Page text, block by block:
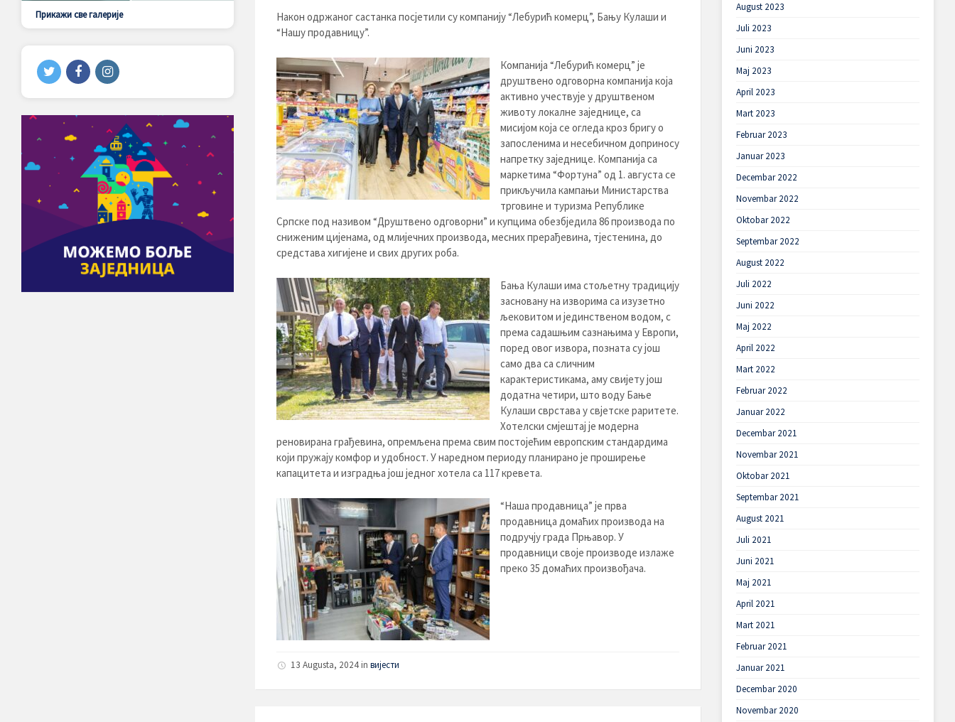
Након одржаног састанка посјетили су компанију “Лебурић комерц”, Бању Кулаши и
“Нашу продавницу”.
Компанија “Лебурић комерц” је
друштвено одговорна компанија која
активно учествује у друштвеном
животу локалне заједнице, са
мисијом која се огледа кроз бригу о
запосленима и несебичном доприносу
напретку заједнице. Компанија са
маркетима “Фортуна” од 1. августа се
прикључила кампањи Министарства
трговине и туризма Републике
Српске под називом “Друштвено одговорни” и купцима обезбједила 86 производа по
сниженим цијенама, од млијечних производа, месних прерађевина, тјестенина, до
средстава хигијене и свих других роба.
Бања Кулаши има стољетну традицију
засновану на изворима са изузетно
љековитом и јединственом водом, с
према садашњим сазнањима у Европи,
поред овог извора, позната су још
само два са сличним
карактеристикама, аму свијету још
додатна четири, што воду Бање
Кулаши сврстава у свјетске раритете.
Хотелски смјештај је модерна
реновирана грађевина, опремљена према свим постојећим европским стандардима
који пружају комфор и удобност. У наредном периоду планирано је проширење
капацитета и изградња још једног хотела са 117 кревета.
“Наша продавница” је прва
продавница домаћих производа на
подручју града Прњавор. У
продавници своје производе излаже
преко 35 домаћих произвођача.
13 Augusta, 2024 in вијести
Прикажи све галерије
August 2023
Juli 2023
Juni 2023
Maj 2023
April 2023
Mart 2023
Februar 2023
Januar 2023
Decembar 2022
Novembar 2022
Oktobar 2022
Septembar 2022
August 2022
Juli 2022
Juni 2022
Maj 2022
April 2022
Mart 2022
Februar 2022
Januar 2022
Decembar 2021
Novembar 2021
Oktobar 2021
Septembar 2021
August 2021
Juli 2021
Juni 2021
Maj 2021
April 2021
Mart 2021
Februar 2021
Januar 2021
Decembar 2020
Novembar 2020